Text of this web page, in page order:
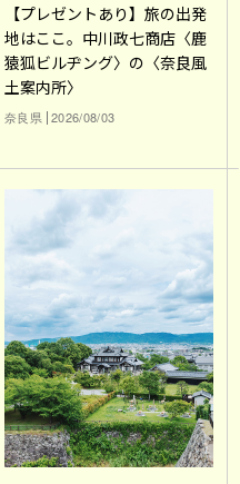
【プレゼントあり】旅の出発
地はここ。中川政七商店〈鹿
猿狐ビルヂング〉の〈奈良風
土案内所〉
奈良県 2026/08/03